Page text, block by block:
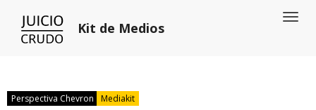
Kit de Medios
Perspectiva Chevron Mediakit